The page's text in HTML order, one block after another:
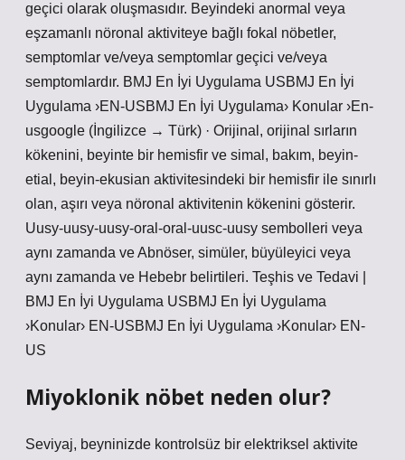
geçici olarak oluşmasıdır. Beyindeki anormal veya
eşzamanlı nöronal aktiviteye bağlı fokal nöbetler,
semptomlar ve/veya semptomlar geçici ve/veya
semptomlardır. BMJ En İyi Uygulama USBMJ En İyi
Uygulama ›EN-USBMJ En İyi Uygulama› Konular ›En-
usgoogle (İngilizce → Türk) · Orijinal, orijinal sırların
kökenini, beyinte bir hemisfir ve simal, bakım, beyin-
etial, beyin-ekusian aktivitesindeki bir hemisfir ile sınırlı
olan, aşırı veya nöronal aktivitenin kökenini gösterir.
Uusy-uusy-uusy-oral-oral-uusc-uusy sembolleri veya
aynı zamanda ve Abnöser, simüler, büyüleyici veya
aynı zamanda ve Hebebr belirtileri. Teşhis ve Tedavi |
BMJ En İyi Uygulama USBMJ En İyi Uygulama
›Konular› EN-USBMJ En İyi Uygulama ›Konular› EN-
US
Miyoklonik nöbet neden olur?
Seviyaj, beyninizde kontrolsüz bir elektriksel aktivite